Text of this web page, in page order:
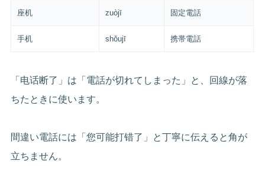
座机 zuòjī 固定電話
手机 shǒujī 携帯電話
「电话断了」は「電話が切れてしまった」と、回線が落
ちたときに使います。
間違い電話には「您可能打错了」と丁寧に伝えると角が
立ちません。